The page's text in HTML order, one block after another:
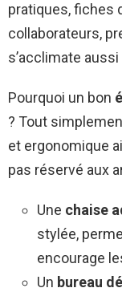
pratiques, fiches
collaborateurs,
s’acclimate
Pourquoi un bon
? Tout
et ergonomique
pas réservé aux
Une chaise
stylée,
encourage
Un bureau